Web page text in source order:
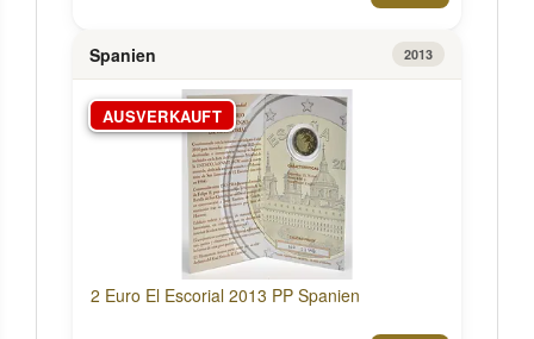
Spanien 2013
AUSVERKAUFT
2 Euro El Escorial 2013 PP Spanien